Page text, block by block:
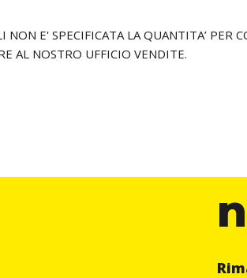
NON E' SPECIFICATA LA QUANTITA’
AL NOSTRO UFFICIO VENDITE.